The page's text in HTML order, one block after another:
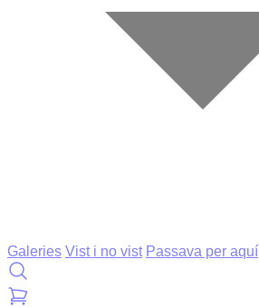
Galeries Vist i no vist Passava per aquí